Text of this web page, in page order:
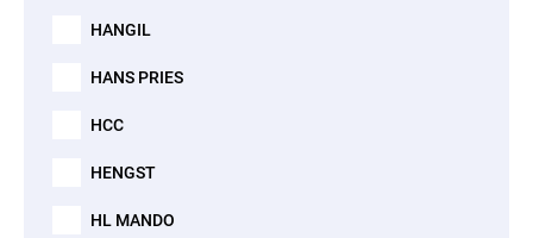
HANGIL
HANS PRIES
HCC
HENGST
HL MANDO